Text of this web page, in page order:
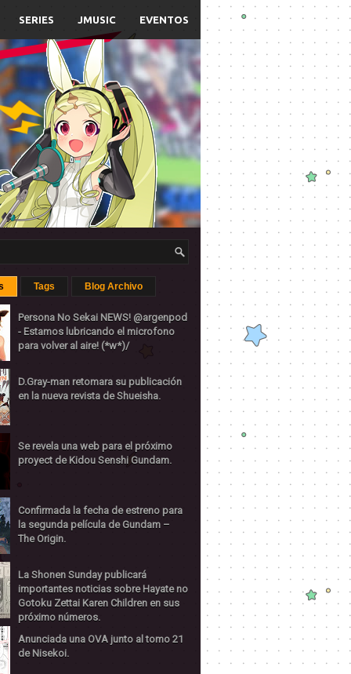
SERIES JMUSIC EVENTOS
Tags Blog Archivo
Persona No Sekai NEWS! @argenpod
- Estamos lubricando el microfono
para volver al aire! (*w*)/
D.Gray-man retomara su publicación
en la nueva revista de Shueisha.
Se revela una web para el próximo
proyect de Kidou Senshi Gundam.
Confirmada la fecha de estreno para
la segunda película de Gundam –
The Origin.
La Shonen Sunday publicará
importantes noticias sobre Hayate no
Gotoku Zettai Karen Children en sus
próximo números.
Anunciada una OVA junto al tomo 21
de Nisekoi.